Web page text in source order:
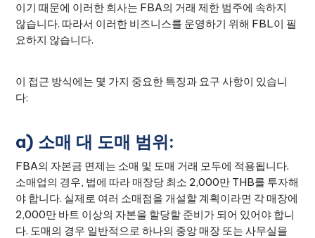
이기 때문에 이러한 회사는 FBA의 거래 제한 범주에 속하지
않습니다. 따라서 이러한 비즈니스를 운영하기 위해 FBL이 필
요하지 않습니다.
이 접근 방식에는 몇 가지 중요한 특징과 요구 사항이 있습니
다:
a) 소매 대 도매 범위:
FBA의 자본금 면제는 소매 및 도매 거래 모두에 적용됩니다.
소매업의 경우, 법에 따라 매장당 최소 2,000만 THB를 투자해
야 합니다. 실제로 여러 소매점을 개설할 계획이라면 각 매장에
2,000만 바트 이상의 자본을 할당할 준비가 되어 있어야 합니
다. 도매의 경우 일반적으로 하나의 중앙 매장 또는 사무실을